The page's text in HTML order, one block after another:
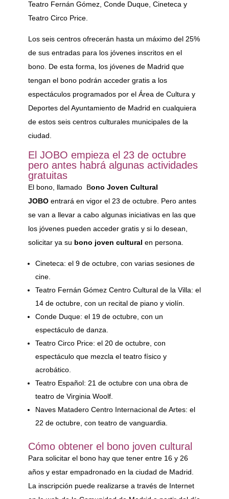
Teatro Fernán Gómez, Conde Duque, Cineteca y
Teatro Circo Price.
Los seis centros ofrecerán hasta un máximo del 25%
de sus entradas para los jóvenes inscritos en el
bono. De esta forma, los jóvenes de Madrid que
tengan el bono podrán acceder gratis a los
espectáculos programados por el Área de Cultura y
Deportes del Ayuntamiento de Madrid en cualquiera
de estos seis centros culturales municipales de la
ciudad.
El JOBO empieza el 23 de octubre
pero antes habrá algunas actividades
gratuitas
El bono, llamado Bono Joven Cultural
JOBOentrará en vigor el 23 de octubre. Pero antes
se van a llevar a cabo algunas iniciativas en las que
los jóvenes pueden acceder gratis y si lo desean,
solicitar ya su bono joven cultural en persona.
Cineteca: el 9 de octubre, con varias sesiones de
cine.
Teatro Fernán Gómez Centro Cultural de la Villa: el
14 de octubre, con un recital de piano y violín.
Conde Duque: el 19 de octubre, con un
espectáculo de danza.
Teatro Circo Price: el 20 de octubre, con
espectáculo que mezcla el teatro físico y
acrobático.
Teatro Español: 21 de octubre con una obra de
teatro de Virginia Woolf.
Naves Matadero Centro Internacional de Artes: el
22 de octubre, con teatro de vanguardia.
Cómo obtener el bono joven cultural
Para solicitar el bono hay que tener entre 16 y 26
años y estar empadronado en la ciudad de Madrid.
La inscripción puede realizarse a través de Internet